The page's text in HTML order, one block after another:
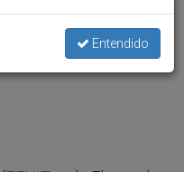
CIUDAD DEL
Entendido